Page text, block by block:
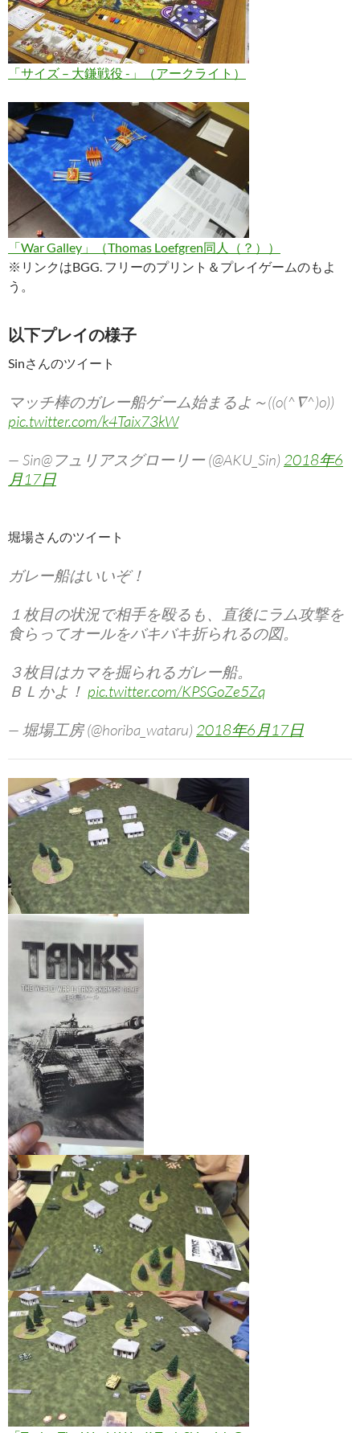
「サイズ – 大鎌戦役 -」（アークライト）
「War Galley」（Thomas Loefgren同人（？））
※リンクはBGG. フリーのプリント＆プレイゲームのもよ
う。
以下プレイの様子
Sinさんのツイート
マッチ棒のガレー船ゲーム始まるよ～((o(^∇^)o))
pic.twitter.com/k4Taix73kW
— Sin@フュリアスグローリー (@AKU_Sin) 2018年6
月17日
堀場さんのツイート
ガレー船はいいぞ！
１枚目の状況で相手を殴るも、直後にラム攻撃を
食らってオールをバキバキ折られるの図。
３枚目はカマを掘られるガレー船。
ＢＬかよ！ pic.twitter.com/KPSGoZe5Zq
— 堀場工房 (@horiba_wataru) 2018年6月17日